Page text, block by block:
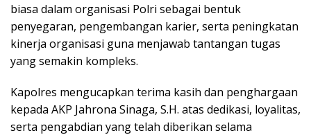
biasa dalam organisasi Polri sebagai bentuk
penyegaran, pengembangan karier, serta peningkatan
kinerja organisasi guna menjawab tantangan tugas
yang semakin kompleks.
Kapolres mengucapkan terima kasih dan penghargaan
kepada AKP Jahrona Sinaga, S.H. atas dedikasi, loyalitas,
serta pengabdian yang telah diberikan selama